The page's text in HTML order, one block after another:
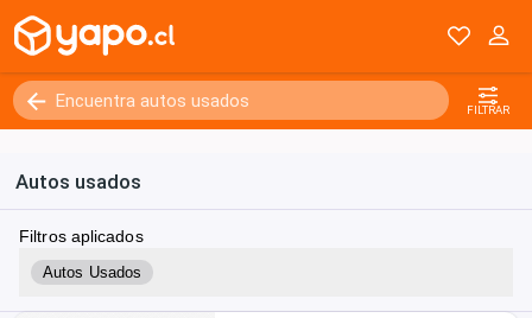
FILTRAR
Autos usados
Filtros aplicados
Autos Usados